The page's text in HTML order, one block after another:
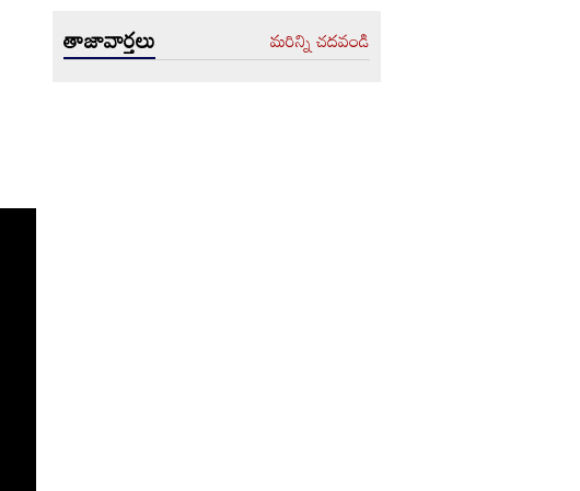
తాజావార్తలు మరిన్ని చదవండి